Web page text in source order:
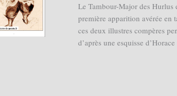
Le Tambour-Major des Hurlus
première apparition avérée en
ces deux illustres compères
d’après une esquisse